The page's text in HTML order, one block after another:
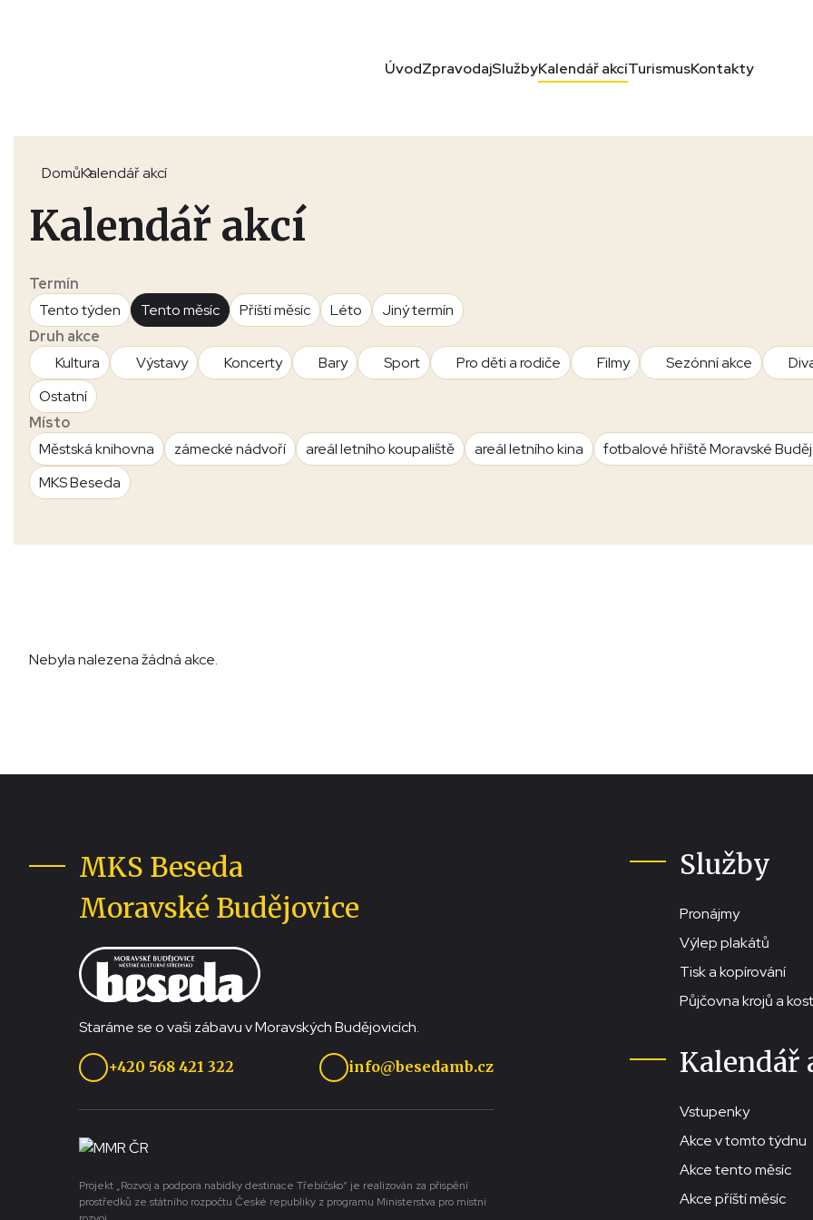
ÚvodZpravodajSlužbyKalendář akcíTurismusKontakty
DomůKalendář akcí
Kalendář akcí
Termín
Tento týden
Tento měsíc Příští měsíc Léto
Jiný termín
Druh akce
Kultura
Výstavy Koncerty Bary Sport Pro děti a rodiče Filmy Sezónní akce
Ostatní
Místo
Městská knihovna
zámecké nádvoří areál letního koupaliště areál letního kina
fotbalové hřiště Moravské
MKS Beseda
Nebyla nalezena žádná akce.
MKS Beseda
Moravské Budějovice
Staráme se o vaši zábavu v Moravských Budějovicích.
+420 568 421 322 info@besedamb.cz
Projekt „Rozvoj a podpora nabídky destinace Třebíčsko“ je realizován za přispění
prostředků ze státního rozpočtu České republiky z programu Ministerstva pro místní
Služby
Pronájmy
Výlep plakátů
Tisk a kopírování
Půjčovna krojů a
Kalendář
Vstupenky
Akce v tomto týdnu
Akce tento měsíc
Akce příští měsíc